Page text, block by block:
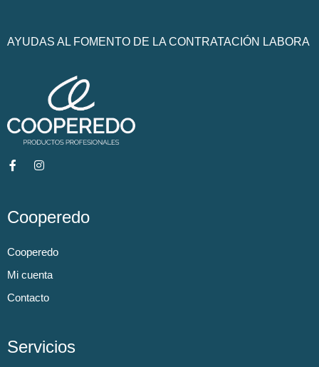
AYUDAS AL FOMENTO DE LA CONTRATACIÓN LABORA
Cooperedo
Cooperedo
Mi cuenta
Contacto
Servicios